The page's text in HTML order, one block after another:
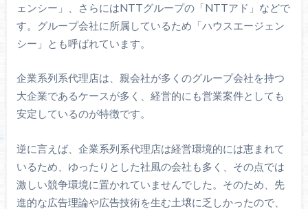
ェンシー」、さらにはNTTグループの「NTTアド」などで
す。グループ会社に所属しているため「ハウスエージェン
シー」とも呼ばれています。
企業系列系代理店は、親会社が多くのグループ会社を持つ
大企業であるケースが多く、経営的にも営業案件としても
安定しているのが特徴です。
逆に言えば、企業系列系代理店は経営環境的には恵まれて
いるため、ゆったりとした社風の会社も多く、その点では
激しい競争環境に置かれていませんでした。そのため、先
進的な広告理論や広告技術を生む土壌に乏しかったので、